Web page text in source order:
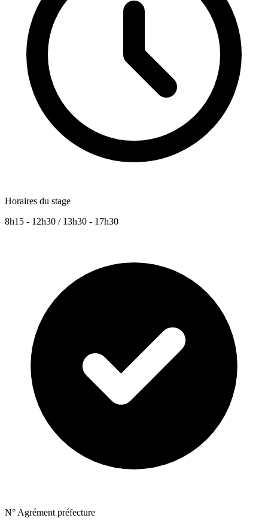
Horaires du stage
8h15 - 12h30 / 13h30 - 17h30
N° Agrément préfecture